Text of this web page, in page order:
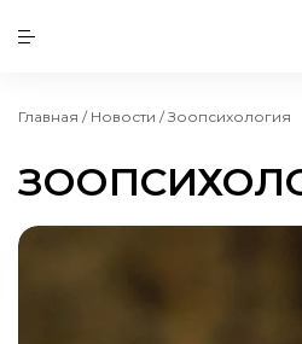
Главная / Новости / Зоопсихология